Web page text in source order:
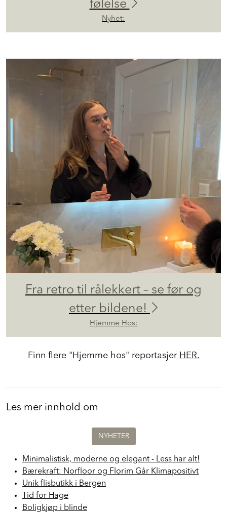
følelse
Nyhet:
Fra retro til rålekkert – se før og
etter bildene!
Hjemme Hos:
Finn flere "Hjemme hos" reportasjer HER.
Les mer innhold om
NYHETER
Minimalistisk, moderne og elegant - Less har alt!
Bærekraft: Norfloor og Florim Går Klimapositivt
Unik flisbutikk i Bergen
Tid for Hage
Boligkjøp i blinde